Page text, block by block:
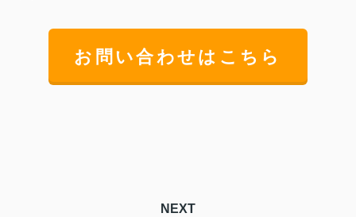
お問い合わせはこちら
NEXT